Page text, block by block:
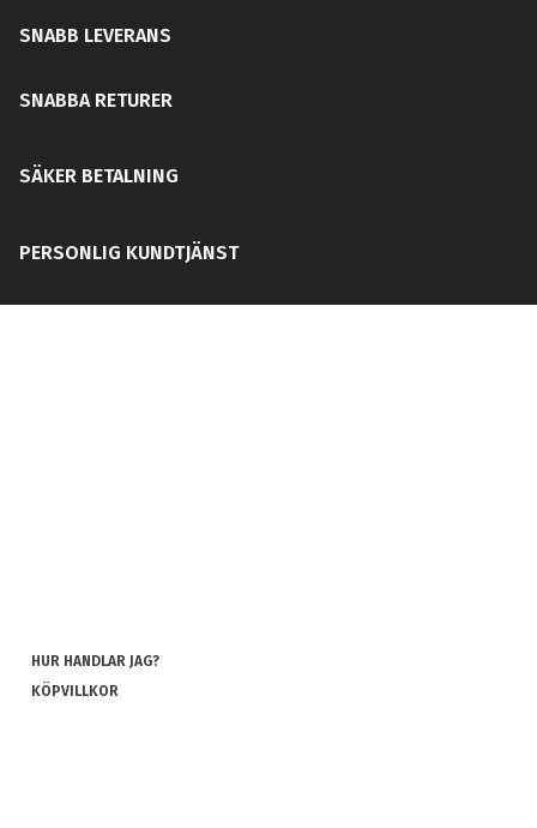
SNABB LEVERANS
SNABBA RETURER
SÄKER BETALNING
PERSONLIG KUNDTJÄNST
HUR HANDLAR JAG?
KÖPVILLKOR